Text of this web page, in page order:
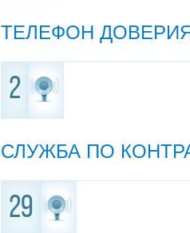
ТЕЛЕФОН
2
СЛУЖБА ПО
29